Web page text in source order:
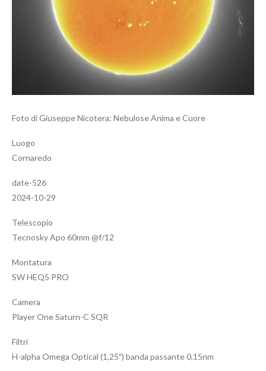
Foto di Giuseppe Nicotera: Nebulose Anima e Cuore
Luogo
Cornaredo
date-526
2024-10-29
Telescopio
Tecnosky Apo 60mm @f/12
Montatura
SW HEQ5 PRO
Camera
Player One Saturn-C SQR
Filtri
H-alpha Omega Optical (1,25″) banda passante 0,15nm